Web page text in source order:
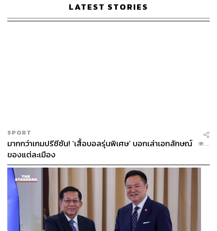
LATEST STORIES
SPORT
มากกว่าเกมปรีซีซัน! ‘เสื้อบอลรุ่นพิเศษ’ บอกเล่าเอกลักษณ์
ของแต่ละเมือง
...